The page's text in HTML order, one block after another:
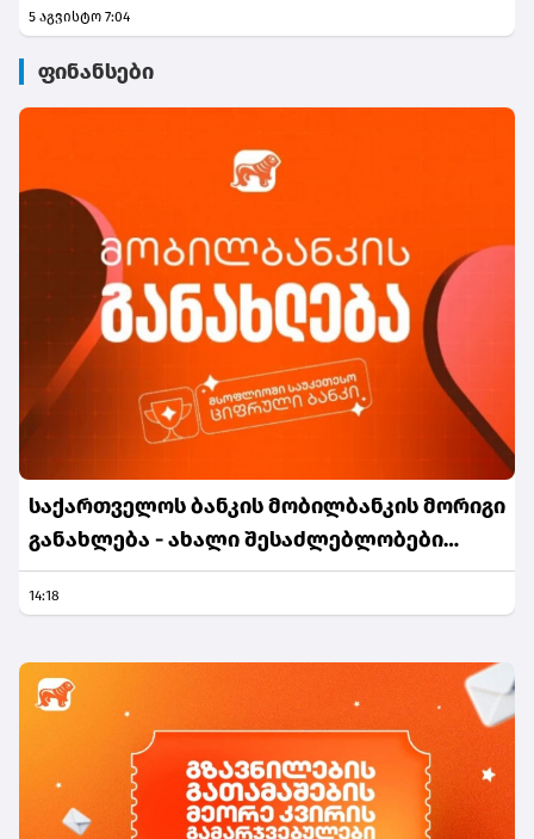
5 აგვისტო 7:04
ფინანსები
საქართველოს ბანკის მობილბანკის მორიგი
განახლება - ახალი შესაძლებლობები
მომხმარებლებისთვის
14:18